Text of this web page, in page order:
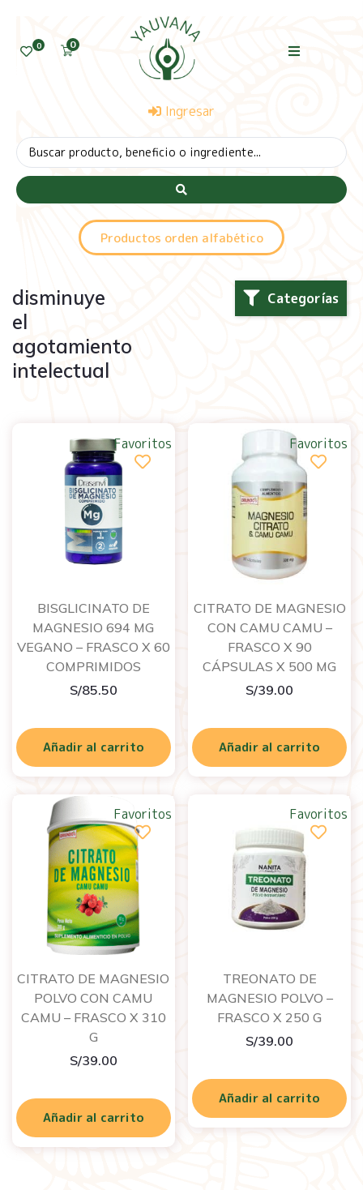
0 0
Ingresar
Productos orden alfabético
Categorías
disminuye
el
agotamiento
intelectual
BISGLICINATO DE
MAGNESIO 694 MG
VEGANO – FRASCO X 60
COMPRIMIDOS
S/85.50
Añadir al carrito
Favoritos
CITRATO DE MAGNESIO
CON CAMU CAMU –
FRASCO X 90
CÁPSULAS X 500 MG
S/39.00
Añadir al carrito
Favoritos
CITRATO DE MAGNESIO
POLVO CON CAMU
CAMU – FRASCO X 310
G
S/39.00
Añadir al carrito
Favoritos
TREONATO DE
MAGNESIO POLVO –
FRASCO X 250 G
S/39.00
Añadir al carrito
Favoritos